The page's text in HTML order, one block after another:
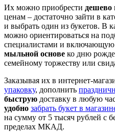
Их можно приобрести дешево
ценам – достаточно зайти в
и выбрать один из букетов. В
можно ориентироваться на
специалистами и включающую
мыльной основе ко дню
семейному торжеству или
Заказывая их в интернет-
упаковку, дополнить
быструю доставку в любую
удобно забрать букет в
на сумму от 5 тысяч рублей с
пределах МКАД.